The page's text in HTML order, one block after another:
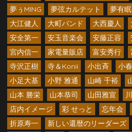
夢ぅMING
夢弦カルテット 夢有眠
大江健人
大町バンド 大西慶人
安全第一
安玉音楽会 安藤正容
宮内信一
家電量販店 富安秀行
寺沢正樹
寺＆Konii 小出斉 小
小足大基
小野 雅通 山崎 千裕
山本 勝栄
山本恭司 山田雅宣
店内イメージ
彩 せっと 忘年会
折原寿一
新しい還暦のリーダーズ